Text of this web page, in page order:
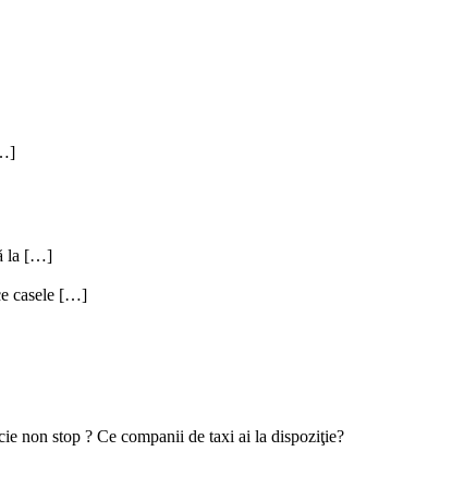
la […]
casele […]
non stop ? Ce companii de taxi ai la dispoziţie?